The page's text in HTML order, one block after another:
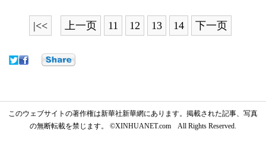
|<< 上一页 11 12 13 14 下一页
このウェブサイトの著作権は新華社新華網にあります。掲載された記事、写真
の無断転載を禁じます。 ©XINHUANET.com All Rights Reserved.